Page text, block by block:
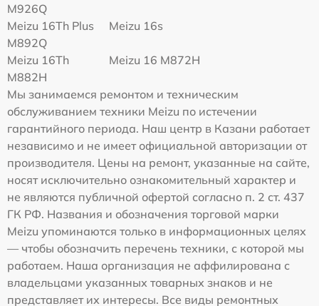
M926Q
Meizu 16Th Plus
M892Q
Meizu 16s
Meizu 16Th
M882H
Meizu 16 M872H
Мы занимаемся ремонтом и техническим
обслуживанием техники Meizu по истечении
гарантийного периода. Наш центр в Казани работает
независимо и не имеет официальной авторизации от
производителя. Цены на ремонт, указанные на сайте,
носят исключительно ознакомительный характер и
не являются публичной офертой согласно п. 2 ст. 437
ГК РФ. Названия и обозначения торговой марки
Meizu упоминаются только в информационных целях
— чтобы обозначить перечень техники, с которой мы
работаем. Наша организация не аффилирована с
владельцами указанных товарных знаков и не
представляет их интересы. Все виды ремонтных